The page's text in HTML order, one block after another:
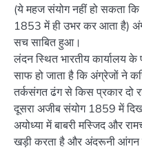
(ये महज संयोग नहीं हो सकता कि
1853 में ही उभर कर आता है)
सच साबित हुआ।
लंदन स्थित भारतीय कार्यालय
साफ हो जाता है कि अंग्रेजों ने
तर्कसंगत ढंग से किस प्रकार दो
दूसरा अजीब संयोग 1859 में
अयोध्या में बाबरी मस्जिद और
खड़ी करता है और अंदरूनी आंगन